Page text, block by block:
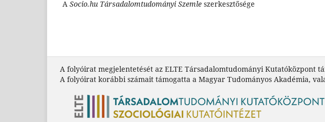
A Socio.hu Társadalomtudományi Szemle szerkesztősége
A folyóirat megjelentetését az ELTE Társadalomtudományi Kutatóközpont
A folyóirat korábbi számait támogatta a Magyar Tudományos Akadémia,